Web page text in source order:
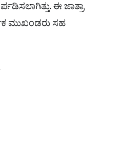
ಈ ಜಾತ್ರಾ
ಮುಖಂಡರು ಸಹ